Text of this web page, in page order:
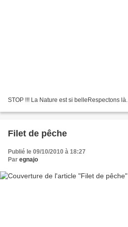
STOP !!! La Nature est si belleRespectons là.
Filet de pêche
Publié le 09/10/2010 à 18:27
Par egnajo